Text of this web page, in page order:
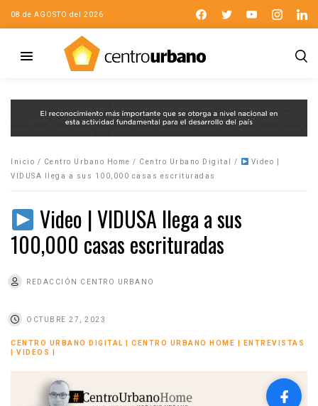
08 de AGOSTO del 2026
Inicio / Centro Urbano Home / Centro Urbano Digital /
Video |
VIDUSA llega a sus 100,000 casas escrituradas
Video | VIDUSA llega a sus
100,000 casas escrituradas
REDACCIÓN CENTRO URBANO
OCTUBRE 27, 2023
CENTRO URBANO DIGITAL CENTRO URBANO HOME
ENTREVISTAS
VIDEOS